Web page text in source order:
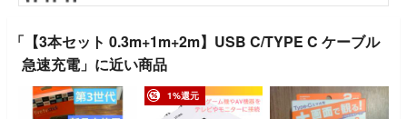
「【3本セット 0.3m+1m+2m】USB C/TYPE C ケーブル
急速充電」に近い商品
1%還元